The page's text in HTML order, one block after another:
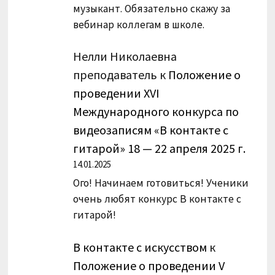
музыкант. Обязательно скажу за
вебинар коллегам в школе.
Нелли Николаевна
преподаватель к Положение о
проведении XVI
Международного конкурса по
видеозаписям «В контакте с
гитарой» 18 — 22 апреля 2025 г.
14.01.2025
Ого! Начинаем готовиться! Ученики
очень любят конкурс В контакте с
гитарой!
В контакте с искусством к
Положение о проведении V